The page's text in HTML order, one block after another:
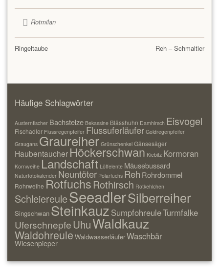
Rotmilan
Reh – Schmaltier
Ringeltaube
Häufige Schlagwörter
Austernfischer Bachstelze Bekassine Blässhuhn Damhirsch Eisvogel
Fischadler Flussregenpfeifer Flussuferläufer Goldregenpfeifer
Graugans Graureiher Grünschenkel Gänsesäger
Haubentaucher Höckerschwan Kiebitz Kormoran
Kornweihe Landschaft Löffelente Mäusebussard
Naturfotokalender Neuntöter Polarfuchs Reh Rohrdommel
Rohrweihe Rotfuchs Rothirsch Rotkehlchen
SchleiereuleSeeadlerSilberreiher
Singschwan Steinkauz SumpfohreuleTurmfalke
UferschnepfeUhuWaldkauz
Waldohreule WaldwasserläuferWaschbär
Wiesenpieper